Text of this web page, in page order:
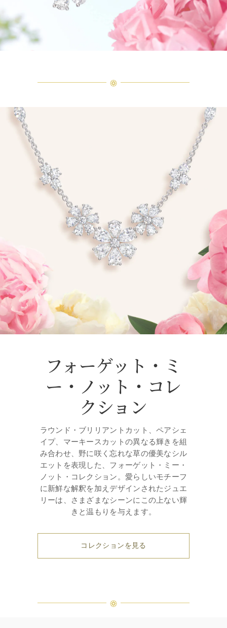
フォーゲット・ミ
ー・ノット・コレ
クション
ラウンド・ブリリアントカット、ペアシェ
イプ、マーキースカットの異なる輝きを組
み合わせ、野に咲く忘れな草の優美なシル
エットを表現した、フォーゲット・ミー・
ノット・コレクション。愛らしいモチーフ
に新鮮な解釈を加えデザインされたジュエ
リーは、さまざまなシーンにこの上ない輝
きと温もりを与えます。
コレクションを見る